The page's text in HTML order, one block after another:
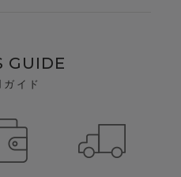
GUIDE
ガイド